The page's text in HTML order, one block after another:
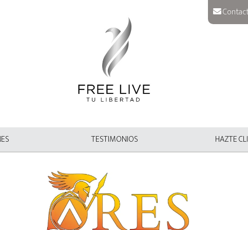
TESTIMONIOS HAZTE